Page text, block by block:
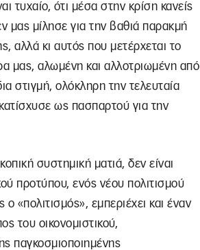
τυχαίο, ότι μέσα στην κρίση κανείς
μας μίλησε για την βαθιά παρακμή
αλλά κι αυτός που μετέρχεται το
μας, αλωμένη και αλλοτριωμένη από
στιγμή, ολόκληρη την τελευταία
κατίσχυσε ως πασπαρτού για την
συστημική ματιά, δεν είναι
προτύπου, ενός νέου πολιτισμού
«πολιτισμός», εμπεριέχει και έναν
του οικονομιστικού,
παγκοσμιοποιημένης